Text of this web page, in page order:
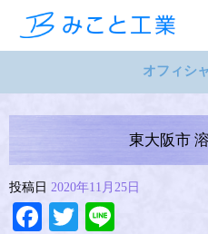
オフィシ
東大阪市
投稿日 2020年11月25日
Facebook
Twitter